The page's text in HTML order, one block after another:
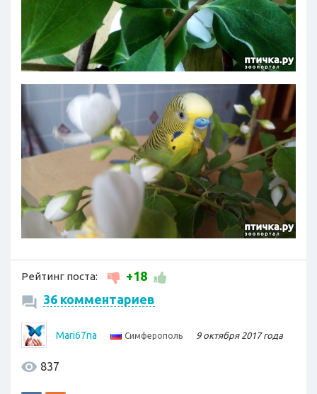
Рейтинг поста:
+18
36 комментариев
Mari67na Симферополь 9 октября 2017 года
837